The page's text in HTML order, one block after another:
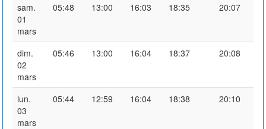
sam.
01
mars
05:48 13:00 16:03 18:35 20:07
dim.
02
mars
05:46 13:00 16:04 18:37 20:08
lun.
03
mars
05:44 12:59 16:04 18:38 20:10